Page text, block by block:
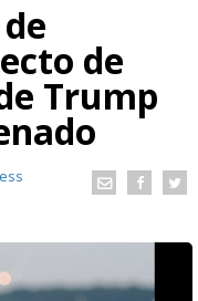
de
Trump